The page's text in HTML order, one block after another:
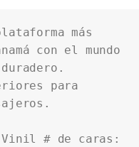
más
para
Vinil # de caras: